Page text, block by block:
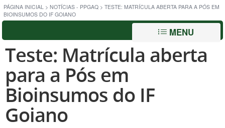
PÁGINA INICIAL > NOTÍCIAS - PPGAQ > TESTE: MATRÍCULA ABERTA PARA A PÓS EM
BIOINSUMOS DO IF GOIANO
MENU
Teste: Matrícula aberta
para a Pós em
Bioinsumos do IF
Goiano